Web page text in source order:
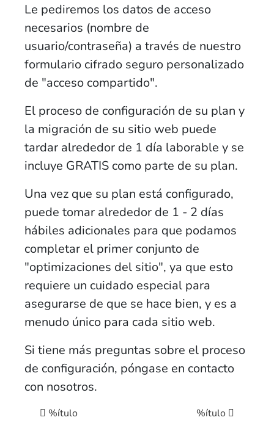
Le pediremos los datos de acceso
necesarios (nombre de
usuario/contraseña) a través de nuestro
formulario cifrado seguro personalizado
de "acceso compartido".
El proceso de configuración de su plan y
la migración de su sitio web puede
tardar alrededor de 1 día laborable y se
incluye GRATIS como parte de su plan.
Una vez que su plan está configurado,
puede tomar alrededor de 1 - 2 días
hábiles adicionales para que podamos
completar el primer conjunto de
"optimizaciones del sitio", ya que esto
requiere un cuidado especial para
asegurarse de que se hace bien, y es a
menudo único para cada sitio web.
Si tiene más preguntas sobre el proceso
de configuración, póngase en contacto
con nosotros.
Navegación posterior
%ítulo %ítulo